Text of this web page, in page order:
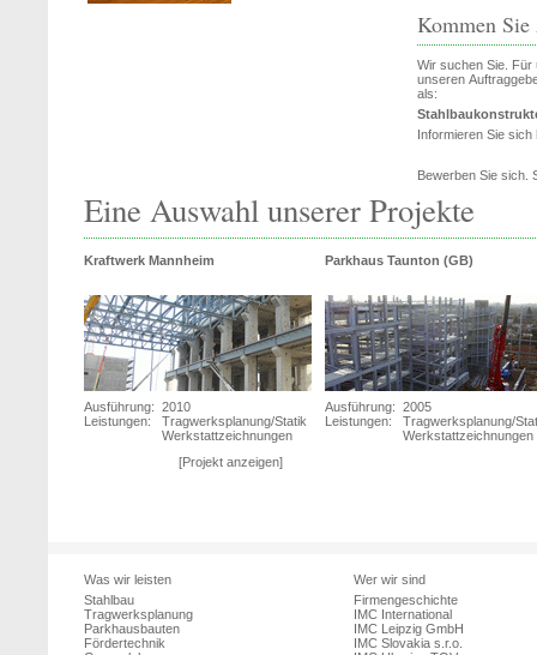
Kommen
Wir suchen Sie. Für
unseren
als:
Informieren Sie sich
Bewerben Sie sich.
Eine Auswahl unserer Projekte
Kraftwerk Mannheim
Ausführung: 2010
Leistungen:
Tragwerksplanung/Statik
Werkstattzeichnungen
[Projekt anzeigen]
Parkhaus Taunton (GB)
Ausführung: 2005
Leistungen:
Tragwerksplanung/
Werkstattzeichnungen
Was wir leisten
Stahlbau
Tragwerksplanung
Parkhausbauten
Fördertechnik
Wer wir sind
Firmengeschichte
IMC International
IMC Leipzig GmbH
IMC Slovakia s.r.o.